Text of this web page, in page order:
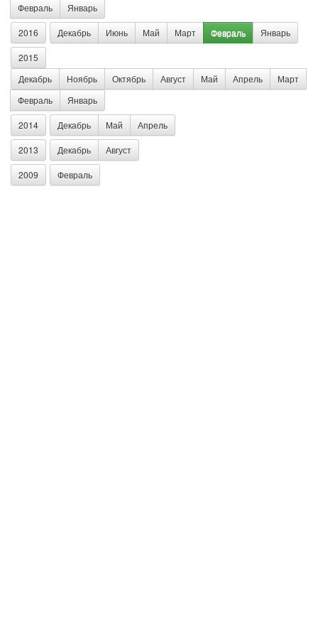
Февраль
Январь
2016 Декабрь Июнь Май Март Февраль Январь
2015
Декабрь
Ноябрь Октябрь Август Май Апрель
Март
Февраль
Январь
2014 Декабрь Май Апрель
2013 Декабрь Август
2009 Февраль